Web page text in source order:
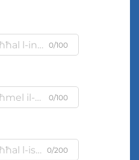
0/100
0/100
0/200